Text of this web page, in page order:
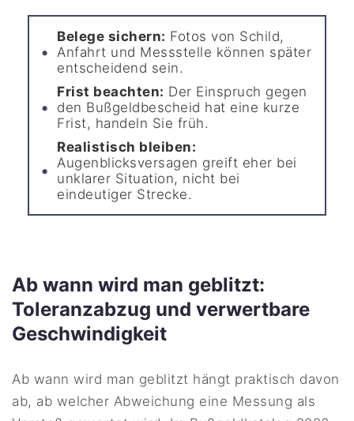
Belege sichern: Fotos von Schild,
Anfahrt und Messstelle können später
entscheidend sein.
Frist beachten: Der Einspruch gegen
den Bußgeldbescheid hat eine kurze
Frist, handeln Sie früh.
Realistisch bleiben:
Augenblicksversagen greift eher bei
unklarer Situation, nicht bei
eindeutiger Strecke.
Ab wann wird man geblitzt:
Toleranzabzug und verwertbare
Geschwindigkeit
Ab wann wird man geblitzt hängt praktisch davon
ab, ab welcher Abweichung eine Messung als